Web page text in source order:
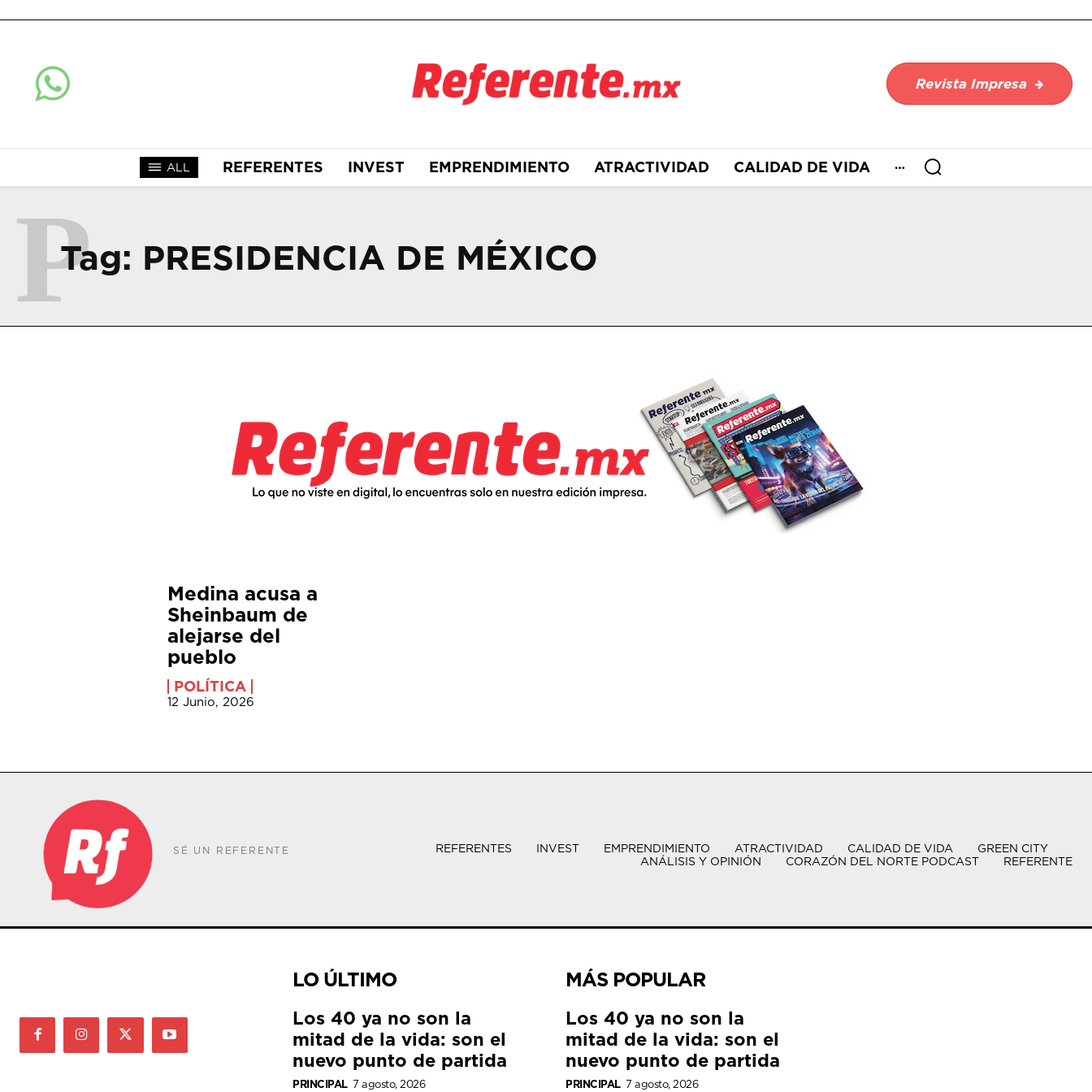
Revista Impresa
ALL REFERENTES INVEST EMPRENDIMIENTO ATRACTIVIDAD CALIDAD DE VIDA
Tag: PRESIDENCIA DE MÉXICO
P
Medina acusa a
Sheinbaum de
alejarse del
pueblo
POLÍTICA
12 Junio, 2026
SÉ UN REFERENTE REFERENTES INVEST EMPRENDIMIENTO ATRACTIVIDAD CALIDAD DE VIDA
GREEN CITY
ANÁLISIS Y OPINIÓN
CORAZÓN DEL NORTE PODCAST REFERENTE
LO ÚLTIMO
Los 40 ya no son la
mitad de la vida: son el
nuevo punto de partida
PRINCIPAL 7 agosto, 2026
MÁS POPULAR
Los 40 ya no son la
mitad de la vida: son el
nuevo punto de partida
PRINCIPAL 7 agosto, 2026